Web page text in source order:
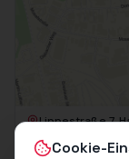
Cookie-
Lippestraße 7,
Impressum